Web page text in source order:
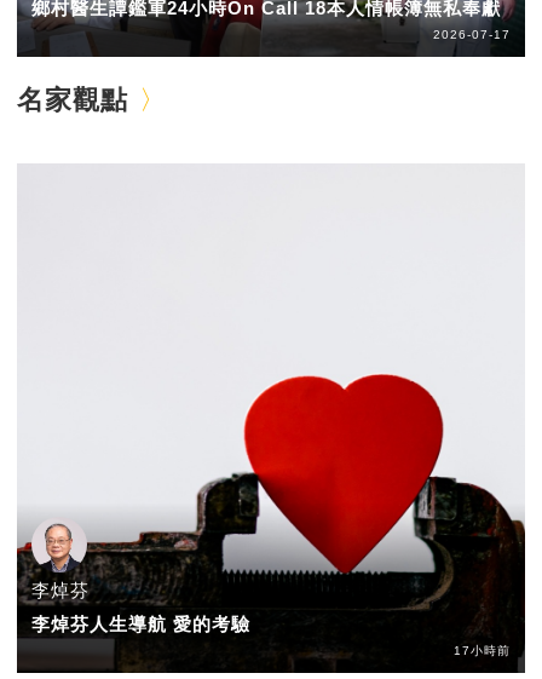
鄉村醫生譚鑑軍24小時On Call 18本人情帳簿無私奉獻
2026-07-17
名家觀點
李焯芬
李焯芬人生導航 愛的考驗
17小時前